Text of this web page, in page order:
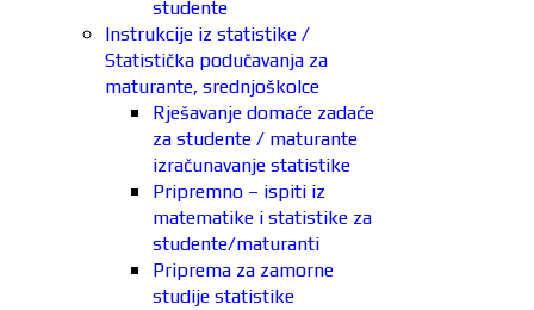
studente
Instrukcije iz statistike /
Statistička podučavanja za
maturante, srednjoškolce
Rješavanje domaće zadaće
za studente / maturante
izračunavanje statistike
Pripremno – ispiti iz
matematike i statistike za
studente/maturanti
Priprema za zamorne
studije statistike